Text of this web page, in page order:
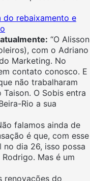
do rebaixamento e
“O Alisson
com o Adriano
Marketing. No
contato conosco. E
não trabalharam
O Sobis entra
Rio a sua
falamos ainda de
é que, com esse
dia 26, isso possa
Mas é um
renovações do